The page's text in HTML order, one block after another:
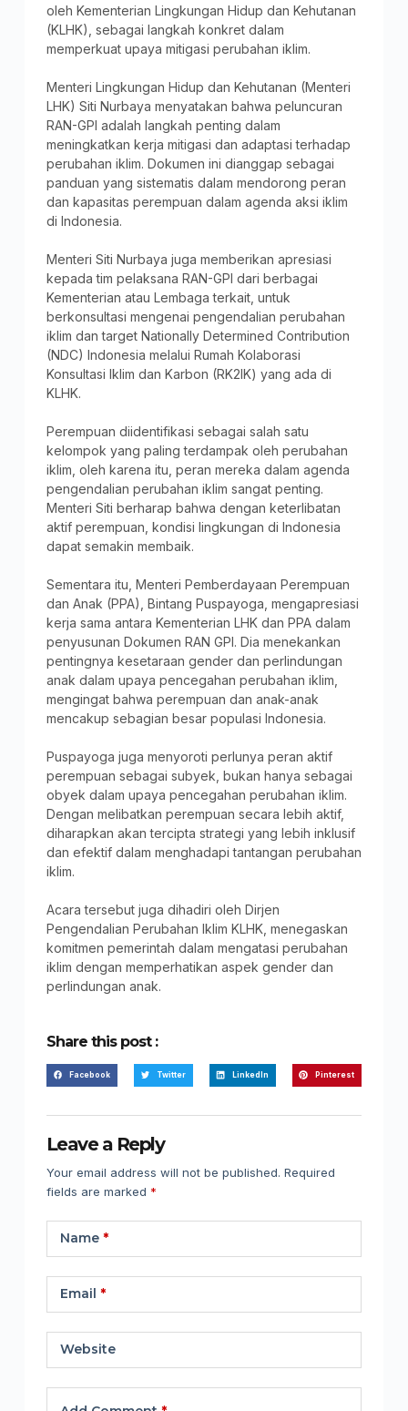
oleh Kementerian Lingkungan Hidup dan Kehutanan
(KLHK), sebagai langkah konkret dalam
memperkuat upaya mitigasi perubahan iklim.
Menteri Lingkungan Hidup dan Kehutanan (Menteri
LHK) Siti Nurbaya menyatakan bahwa peluncuran
RAN-GPI adalah langkah penting dalam
meningkatkan kerja mitigasi dan adaptasi terhadap
perubahan iklim. Dokumen ini dianggap sebagai
panduan yang sistematis dalam mendorong peran
dan kapasitas perempuan dalam agenda aksi iklim
di Indonesia.
Menteri Siti Nurbaya juga memberikan apresiasi
kepada tim pelaksana RAN-GPI dari berbagai
Kementerian atau Lembaga terkait, untuk
berkonsultasi mengenai pengendalian perubahan
iklim dan target Nationally Determined Contribution
(NDC) Indonesia melalui Rumah Kolaborasi
Konsultasi Iklim dan Karbon (RK2IK) yang ada di
KLHK.
Perempuan diidentifikasi sebagai salah satu
kelompok yang paling terdampak oleh perubahan
iklim, oleh karena itu, peran mereka dalam agenda
pengendalian perubahan iklim sangat penting.
Menteri Siti berharap bahwa dengan keterlibatan
aktif perempuan, kondisi lingkungan di Indonesia
dapat semakin membaik.
Sementara itu, Menteri Pemberdayaan Perempuan
dan Anak (PPA), Bintang Puspayoga, mengapresiasi
kerja sama antara Kementerian LHK dan PPA dalam
penyusunan Dokumen RAN GPI. Dia menekankan
pentingnya kesetaraan gender dan perlindungan
anak dalam upaya pencegahan perubahan iklim,
mengingat bahwa perempuan dan anak-anak
mencakup sebagian besar populasi Indonesia.
Puspayoga juga menyoroti perlunya peran aktif
perempuan sebagai subyek, bukan hanya sebagai
obyek dalam upaya pencegahan perubahan iklim.
Dengan melibatkan perempuan secara lebih aktif,
diharapkan akan tercipta strategi yang lebih inklusif
dan efektif dalam menghadapi tantangan perubahan
iklim.
Acara tersebut juga dihadiri oleh Dirjen
Pengendalian Perubahan Iklim KLHK, menegaskan
komitmen pemerintah dalam mengatasi perubahan
iklim dengan memperhatikan aspek gender dan
perlindungan anak.
Share this post :
Facebook Twitter LinkedIn Pinterest
Leave a Reply
Your email address will not be published. Required
fields are marked *
Name*
Email *
Website